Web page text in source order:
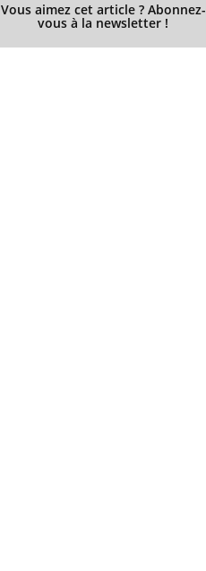
Vous aimez cet article ? Abonnez-
vous à la newsletter !